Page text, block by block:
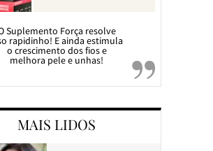
Suplemento Força resolve
rapidinho! E ainda estimula
o crescimento dos fios e
melhora pele e unhas!
MAIS LIDOS